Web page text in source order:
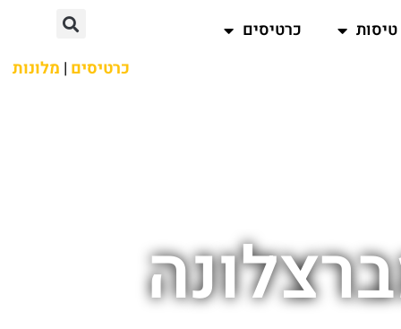
טיסות
כרטיסים
כרטיסים | מלונות